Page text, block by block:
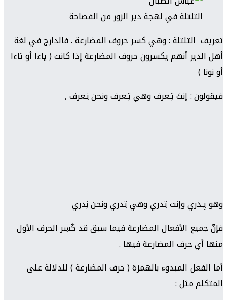
التلتلة في لهجة دير الزور من الفصاحة
تعريف التلتلة : وهي كسر حروف المضارعة . فالدارج في لغة
أهل الدير أنهم يكسرون حروف المضارعة إذا كانت ( ياءا أو تاءا
أو نونا )
فيقولون : إنتَ تِـعرف وهي تِـعرف ونحن نِـعرف ,
وهو يِـدري وإنت تِدري وهي تِدري ونحن نِدري
فإنّ جميع الأفعال المضارعة فيما سبق قد كُسِر الحرف الأول
منها أي حرف المضارعة فيها .
أما الفعل المبدوء بالهمزة ( حرف المضارعة ) للدلالة على
المتكلم مثل :